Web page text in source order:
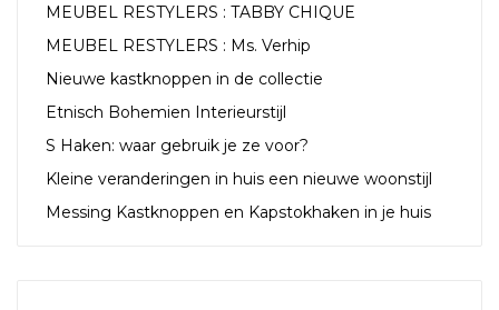
MEUBEL RESTYLERS : TABBY CHIQUE
MEUBEL RESTYLERS : Ms. Verhip
Nieuwe kastknoppen in de collectie
Etnisch Bohemien Interieurstijl
S Haken: waar gebruik je ze voor?
Kleine veranderingen in huis een nieuwe woonstijl
Messing Kastknoppen en Kapstokhaken in je huis